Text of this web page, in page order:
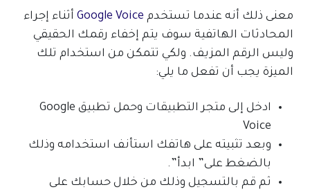
معنى ذلك أنه عندما تستخدم Google Voice أثناء إجراء
المحادثات الهاتفية سوف يتم إخفاء رقمك الحقيقي
وليس الرقم المزيف. ولكي تتمكن من استخدام تلك
الميزة يجب أن تفعل ما يلي:
ادخل إلى متجر التطبيقات وحمل تطبيق Google
Voice
وبعد تثبيته على هاتفك استأنف استخدامه وذلك
بالضغط على” ابدأ”.
ثم قم بالتسجيل وذلك من خلال حسابك على